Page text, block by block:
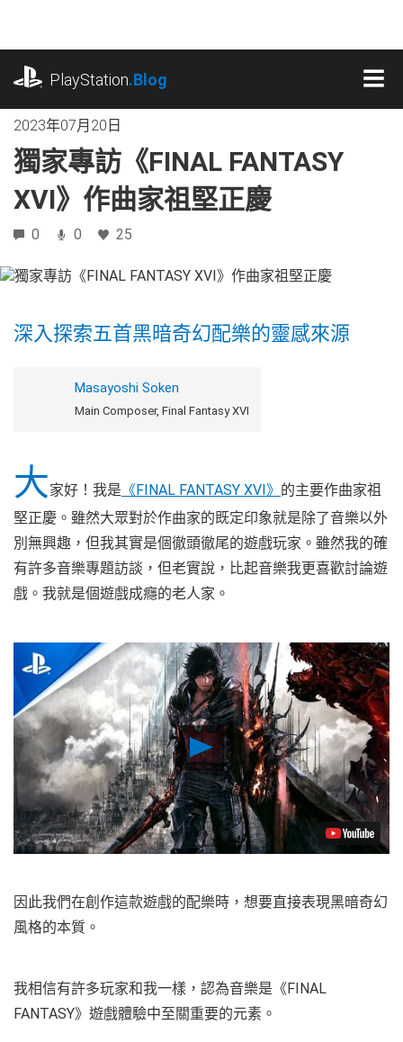
內
PlayStation.Blog
2023年07月20日
獨家專訪《FINAL FANTASY
XVI》作曲家祖堅正慶
0 0 25
深入探索五首黑暗奇幻配樂的靈感來源
Masayoshi Soken
Main Composer, Final Fantasy XVI
大家好！我是 《FINAL FANTASY XVI》 的主要作曲家祖
堅正慶。雖然大眾對於作曲家的既定印象就是除了音樂以外
別無興趣，但我其實是個徹頭徹尾的遊戲玩家。雖然我的確
有許多音樂專題訪談，但老實說，比起音樂我更喜歡討論遊
戲。我就是個遊戲成癮的老人家。
Play
Video
因此我們在創作這款遊戲的配樂時，想要直接表現黑暗奇幻
風格的本質。
我相信有許多玩家和我一樣，認為音樂是《FINAL
FANTASY》遊戲體驗中至關重要的元素。